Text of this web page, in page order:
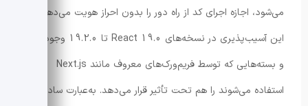
می‌شود، اجازه اجرای کد از راه دور را بدون احراز هویت می‌دهد.
این آسیب‌پذیری در نسخه‌های React 19.0 تا 19.2.0 وجود دارد
و بسته‌هایی که توسط فریم‌ورک‌های معروف مانند Next.js
استفاده می‌شوند را هم تحت تأثیر قرار می‌دهد. به‌عبارت ساده،